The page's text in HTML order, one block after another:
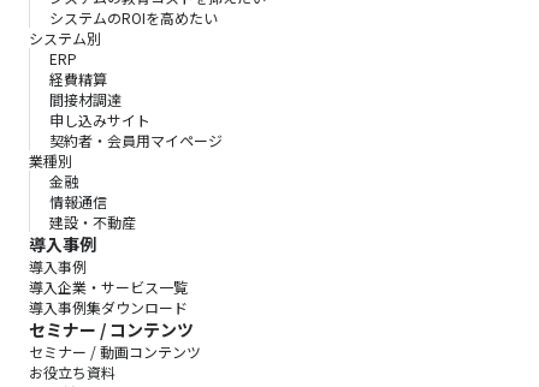
システムのROIを高めたい
システム別
ERP
経費精算
間接材調達
申し込みサイト
契約者・会員用マイページ
業種別
金融
情報通信
建設・不動産
導入事例
導入事例
導入企業・サービス一覧
導入事例集ダウンロード
セミナー / コンテンツ
セミナー / 動画コンテンツ
お役立ち資料